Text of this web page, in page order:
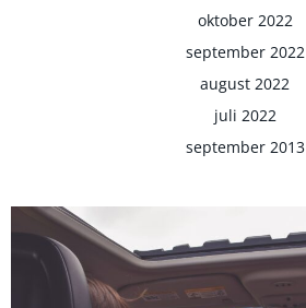
oktober 2022
september 2022
august 2022
juli 2022
september 2013